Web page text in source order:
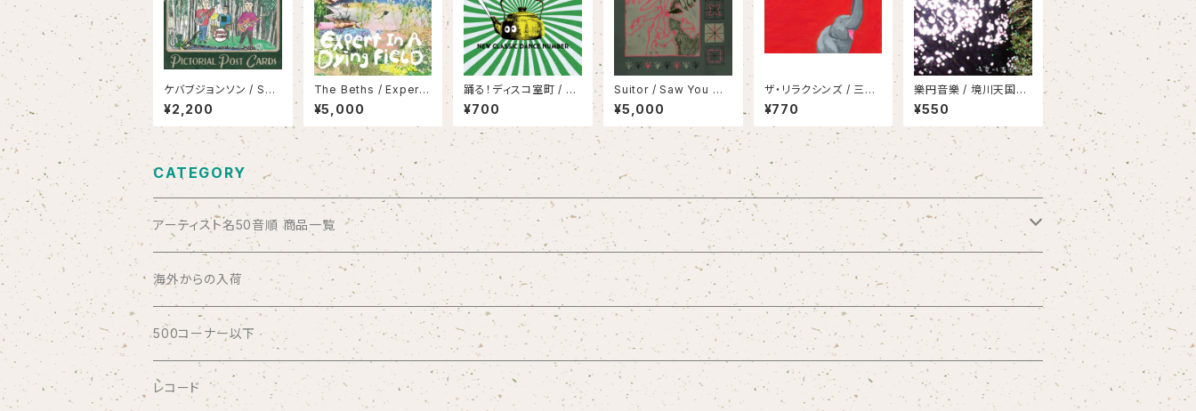
ケバブジョンソン / SO
UVENIR VIEWS
¥2,200
The Beths / Expert I
n A Dying Field(LP)
¥5,000
踊る！ディスコ室町 / NE
W CLASSIC DANCE
NUMBER
¥700
Suitor / Saw You Ou
t with the Weeds(L
P)
¥5,000
ザ・リラクシンズ / 三時
半/長い夜
¥770
樂円音樂 / 境川天国方
面
¥550
CATEGORY
アーティスト名50音順 商品一覧
ABSOLUTE LOSERS
AFRICA
AGU
海外からの入荷
500コーナー以下
レコード